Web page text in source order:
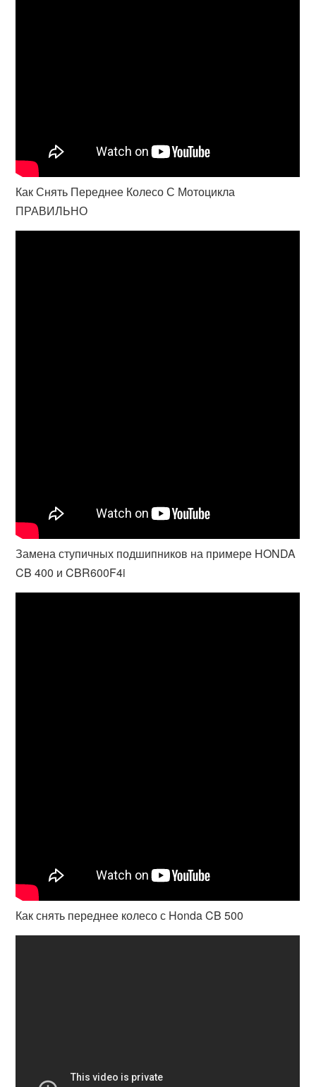
Как Снять Переднее Колесо С Мотоцикла
ПРАВИЛЬНО
Замена ступичных подшипников на примере HONDA
CB 400 и CBR600F4i
Как снять переднее колесо с Honda CB 500